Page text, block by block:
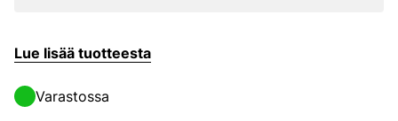
Lue lisää tuotteesta
Varastossa